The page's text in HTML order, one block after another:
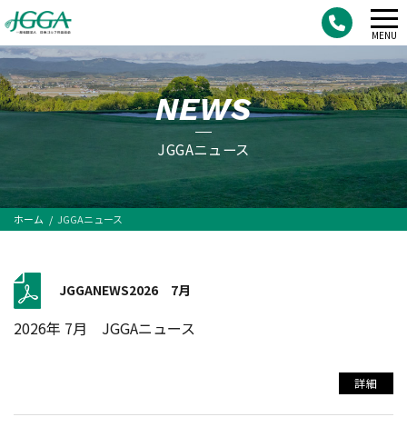
NEWS
JGGAニュース
ホーム JGGAニュース
JGGANEWS2026 7月
2026年 7月 JGGAニュース
詳細
メ
ニ
ュ
ー
MENU